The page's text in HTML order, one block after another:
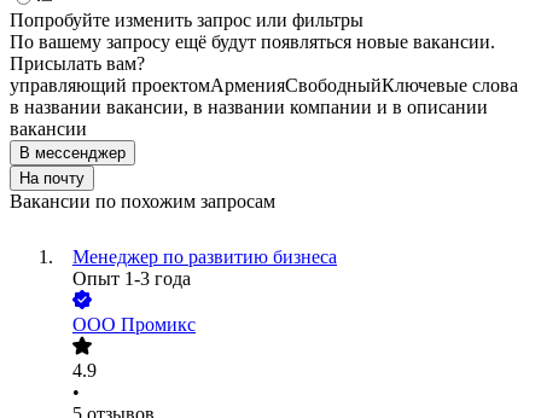
Попробуйте изменить запрос или фильтры
По вашему запросу ещё будут появляться новые вакансии.
Присылать вам?
управляющий проектомАрменияСвободныйКлючевые слова
в названии вакансии, в названии компании и в описании
вакансии
В мессенджер
На почту
Вакансии по похожим запросам
Менеджер по развитию бизнеса
Опыт 1-3 года
ООО Промикс
4.9
•